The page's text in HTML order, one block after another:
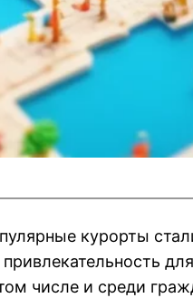
курорты
для
числе и среди